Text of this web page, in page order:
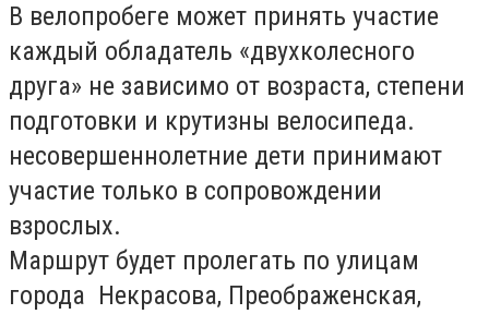
В велопробеге может принять участие
каждый обладатель «двухколесного
друга» не зависимо от возраста, степени
подготовки и крутизны велосипеда.
несовершеннолетние дети принимают
участие только в сопровождении
взрослых.
Маршрут будет пролегать по улицам
города ­ Некрасова, Преображенская,